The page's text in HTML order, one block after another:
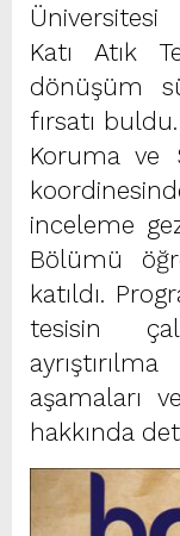
Katı Atık
dönüşüm
fırsatı
Koruma ve
inceleme
Bölümü
katıldı.
tesisin
aşamaları
hakkında